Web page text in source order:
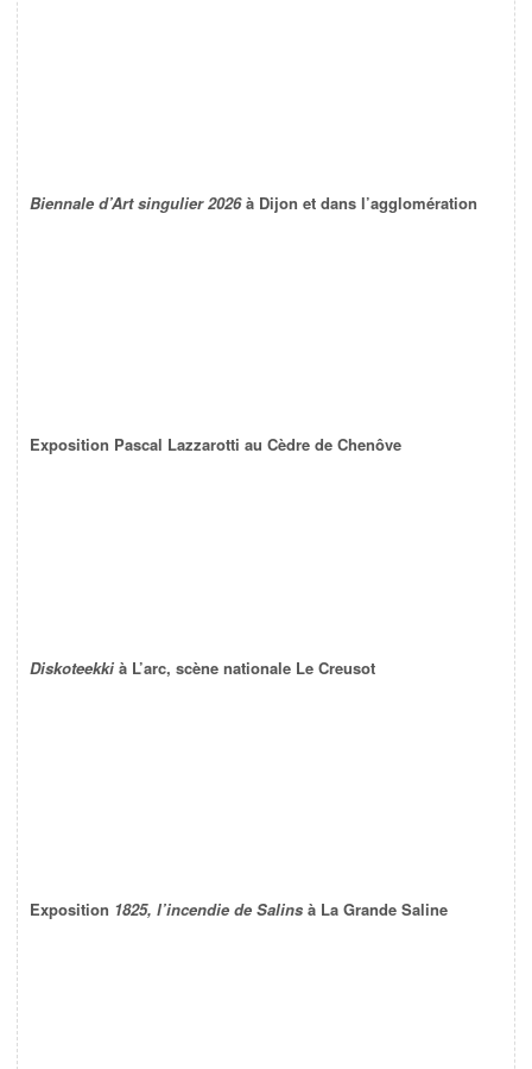
Biennale d’Art singulier 2026à Dijon et dans l’agglomération
Exposition Pascal Lazzarotti au Cèdre de Chenôve
Diskoteekki à L’arc, scène nationale Le Creusot
Exposition 1825, l’incendie de Salins à La Grande Saline